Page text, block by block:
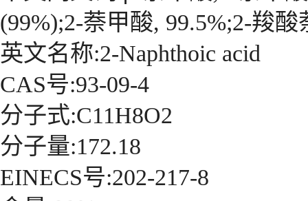
(99%);2-萘甲酸, 99.5%;2-羧
英文名称:2-Naphthoic acid
CAS号:93-09-4
分子式:C11H8O2
分子量:172.18
EINECS号:202-217-8